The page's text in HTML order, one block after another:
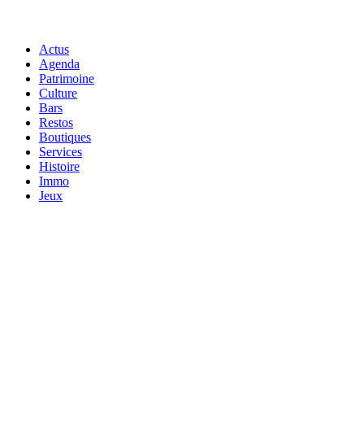
Actus
Agenda
Patrimoine
Culture
Bars
Restos
Boutiques
Services
Histoire
Immo
Jeux